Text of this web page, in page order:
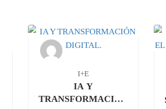
I+E
IA Y
TRANSFORMACIÓN